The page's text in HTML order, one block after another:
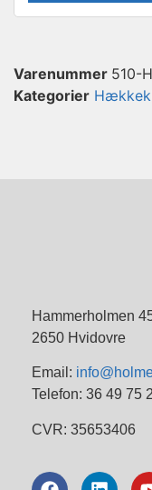
Varenummer 510-
Kategorier
Hammerholmen
2650 Hvidovre
Email:
Telefon: 36 49 75
CVR: 35653406